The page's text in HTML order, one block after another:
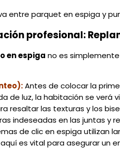
profesional:
en espiga no es
Antes de colocar la
de luz, la habitación se verá
resaltar las texturas y los
indeseadas en las juntas y
de clic en espiga utilizan
es vital para asegurar un